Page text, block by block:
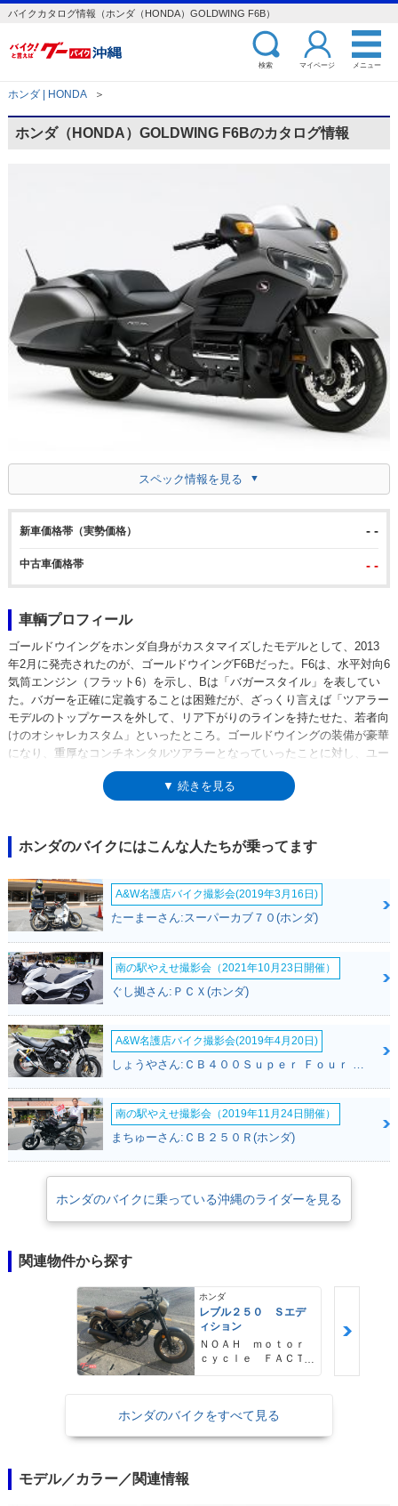
バイクカタログ情報（ホンダ（HONDA）GOLDWING F6B）
検索 マイページ メニュー
ホンダ | HONDA ＞
ホンダ（HONDA）GOLDWING F6Bのカタログ情報
スペック情報を見る
新車価格帯（実勢価格） - -
中古車価格帯 - -
車輌プロフィール
ゴールドウイングをホンダ自身がカスタマイズしたモデルとして、2013
年2月に発売されたのが、ゴールドウイングF6Bだった。F6は、水平対向6
気筒エンジン（フラット6）を示し、Bは「バガースタイル」を表してい
た。バガーを正確に定義することは困難だが、ざっくり言えば「ツアラー
モデルのトップケースを外して、リア下がりのラインを持たせた、若者向
けのオシャレカスタム」といったところ。ゴールドウイングの装備が豪華
になり、重厚なコンチネンタルツアラーとなっていったことに対し、ユー
ザーのすそ野を広げるという目的もあった。エンジンやミッションなど、
基本的な構成はゴールドウイングと同一で、F6Bでは、フロントスクリー
っていた。2014年12月発売の2015年モデルでマイナーチェンジを受け、
電動リバースシステムを搭載。マフラーも新開発のものとなり、エンジン
の出力も向上した。その後、平成28年排出ガス規制の継続生産車への適用
（2017年9月）を前にカタログ落ちしたが、ゴールドウイングF6Bが担っ
たバガースタイルの役回りは、2018年に行なわれたゴールドウイングの
モデルチェンジとともに、トップボックスを装備しなくなった「素の」ゴ
▼ 続きを見る
ホンダのバイクにはこんな人たちが乗ってます
A&W名護店バイク撮影会(2019年3月16日)
たーまーさん:スーパーカブ７０(ホンダ)
南の駅やえせ撮影会（2021年10月23日開催）
ぐし拠さん:ＰＣＸ(ホンダ)
A&W名護店バイク撮影会(2019年4月20日)
南の駅やえせ撮影会（2019年11月24日開催）
まちゅーさん:ＣＢ２５０Ｒ(ホンダ)
ホンダのバイクに乗っている沖縄のライダーを見る
関連物件から探す
ホンダ
レブル２５０ Ｓエデ
ィション
ＮＯＡＨ ｍｏｔｏｒ
ｃｙｃｌｅ ＦＡＣＴ
ホンダのバイクをすべて見る
モデル／カラー／関連情報